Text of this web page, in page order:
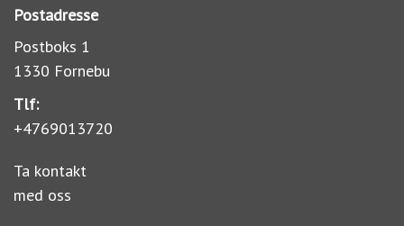
Postadresse
Postboks 1
1330 Fornebu
Tlf:
+4769013720
Ta kontakt
med oss